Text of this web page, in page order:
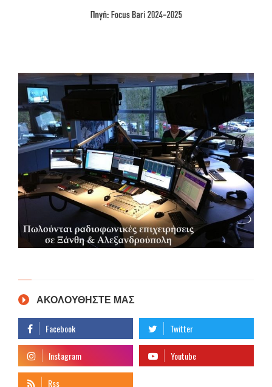
ΑΚΟΛΟΥΘΗΣΤΕ ΜΑΣ